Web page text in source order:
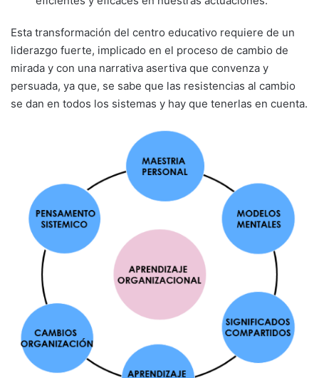
Esta transformación del centro educativo requiere de un
liderazgo fuerte, implicado en el proceso de cambio de
mirada y con una narrativa asertiva que convenza y
persuada, ya que, se sabe que las resistencias al cambio
se dan en todos los sistemas y hay que tenerlas en cuenta.